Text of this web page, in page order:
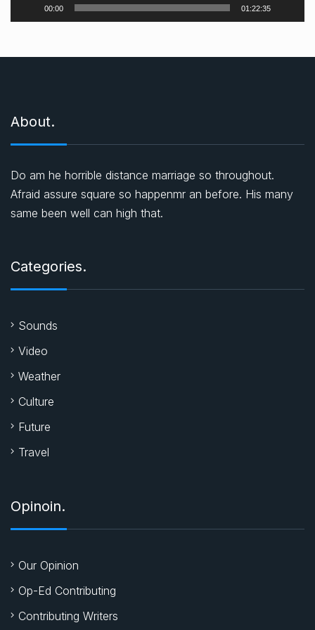
ı
00:00 01:22:35
About.
Do am he horrible distance marriage so throughout.
Afraid assure square so happenmr an before. His many
same been well can high that.
Categories.
Sounds
Video
Weather
Culture
Future
Travel
Opinoin.
Our Opinion
Op-Ed Contributing
Contributing Writers